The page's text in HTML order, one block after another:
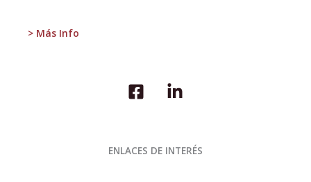
> Más Info
ENLACES DE INTERÉS